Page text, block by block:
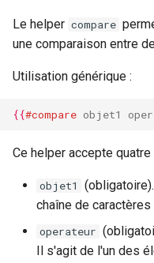
Exemple d'utilisation
helper minus
Helper mul
Exemple d'utilisation
helper mul
Le helper compare
une comparaison entre
Utilisation générique :
{{#compare objet1
Ce helper accepte
objet1
chaîne de caractères
operateur
Il s'agit de l'un des